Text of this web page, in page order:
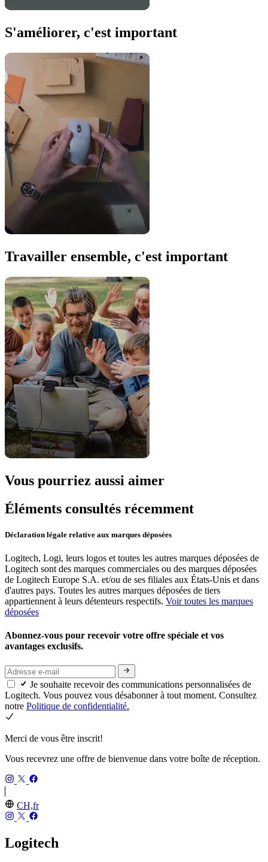
S'améliorer, c'est important
Travailler ensemble, c'est important
Vous pourriez aussi aimer
Éléments consultés récemment
Déclaration légale relative aux marques déposées
Logitech, Logi, leurs logos et toutes les autres marques déposées de
Logitech sont des marques commerciales ou des marques déposées
de Logitech Europe S.A. et/ou de ses filiales aux États-Unis et dans
d'autres pays. Toutes les autres marques déposées de tiers
appartiennent à leurs détenteurs respectifs. Voir toutes les marques
déposées
Abonnez-vous pour recevoir votre offre spéciale et vos
avantages exclusifs.
Je souhaite recevoir des communications personnalisées de
Logitech. Vous pouvez vous désabonner à tout moment. Consultez
notre Politique de confidentialité.
Merci de vous être inscrit!
Vous recevrez une offre de bienvenue dans votre boîte de réception.
CH,fr
Logitech